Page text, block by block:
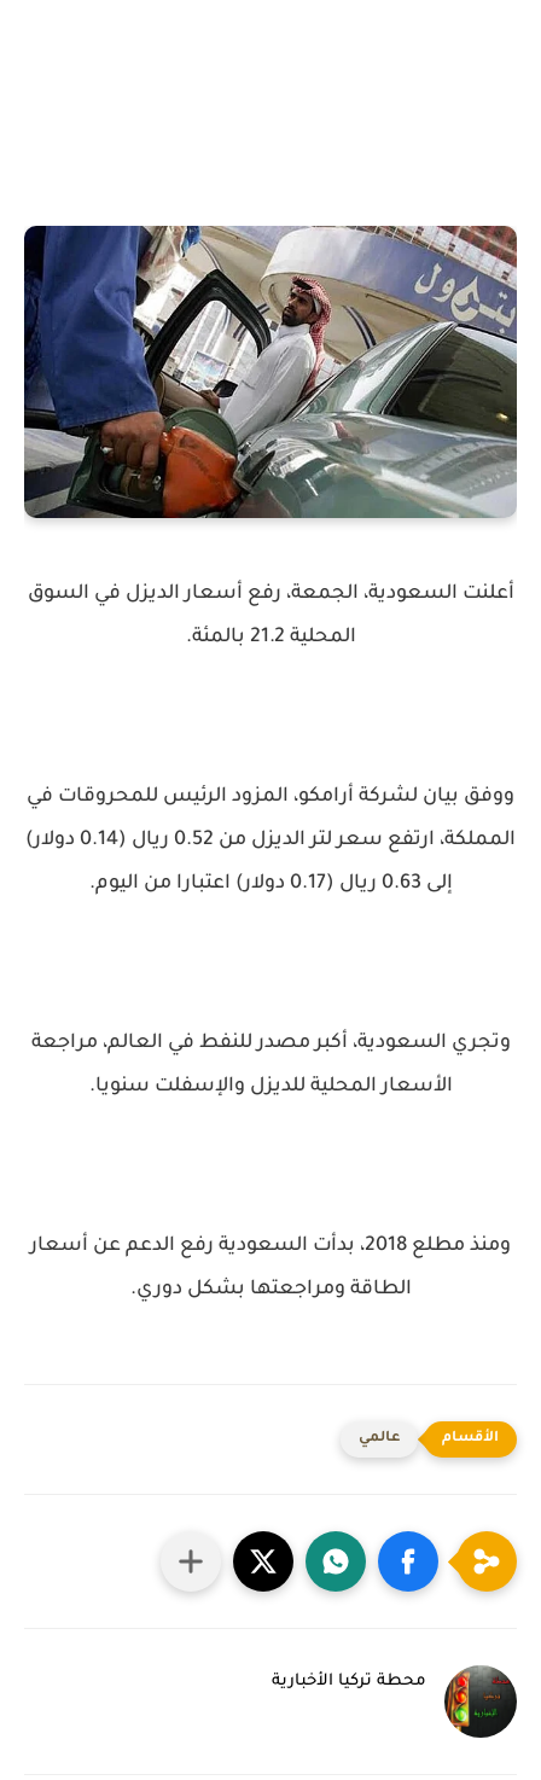
أعلنت السعودية، الجمعة، رفع أسعار الديزل في السوق
المحلية 21.2 بالمئة.
ووفق بيان لشركة أرامكو، المزود الرئيس للمحروقات في
المملكة، ارتفع سعر لتر الديزل من 0.52 ريال (0.14 دولار)
إلى 0.63 ريال (0.17 دولار) اعتبارا من اليوم.
وتجري السعودية، أكبر مصدر للنفط في العالم، مراجعة
الأسعار المحلية للديزل والإسفلت سنويا.
ومنذ مطلع 2018، بدأت السعودية رفع الدعم عن أسعار
الطاقة ومراجعتها بشكل دوري.
عالمي
محطة تركيا الأخبارية